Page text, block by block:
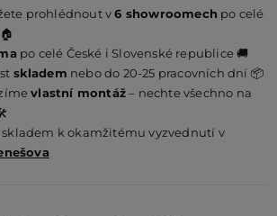
prohlédnout v6 showroomech po celé
po celé České i Slovenské republice 🚚
skladem nebo do 20-25 pracovních dní 📦
vlastní montáž– nechte všechno na
skladem k okamžitému vyzvednutí v